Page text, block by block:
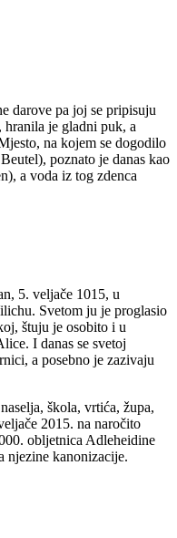
darove pa joj se pripisuju
hranila je gladni puk, a
na kojem se dogodilo
poznato je danas kao
a voda iz tog zdenca
5. veljače 1015, u
Svetom ju je proglasio
štuju je osobito i u
I danas se svetoj
a posebno je zazivaju
škola, vrtića, župa,
2015. na naročito
obljetnica Adleheidine
njezine kanonizacije.